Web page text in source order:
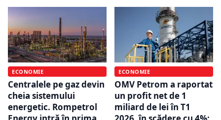
ECONOMIE
Centralele pe gaz devin
cheia sistemului
energetic. Rompetrol
ECONOMIE
OMV Petrom a raportat
un profit net de 1
miliard de lei în T1